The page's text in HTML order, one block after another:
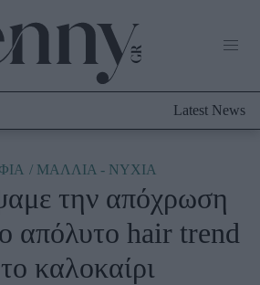
Latest News
ΜΑΛΛΙΑ - ΝΥΧΙΑ
την απόχρωση
απόλυτο hair trend
καλοκαίρι